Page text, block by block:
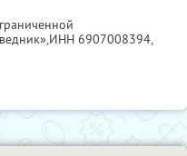
ИНН 6907008394,